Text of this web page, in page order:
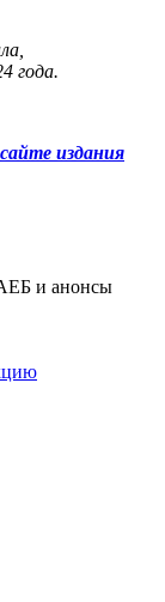
года.
издания
и анонсы